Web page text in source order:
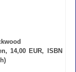
14,00 EUR, ISBN